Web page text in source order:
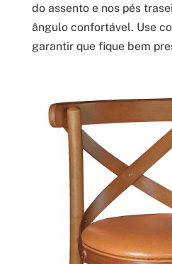
do assento e nos pés
ângulo confortável. Use
garantir que fique bem